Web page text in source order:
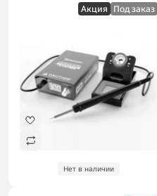
Акция Под заказ
Нет в наличии